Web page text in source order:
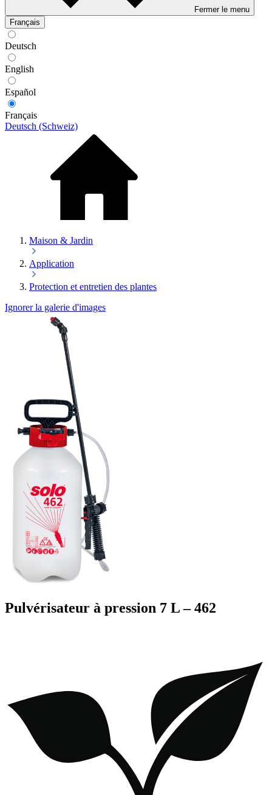
Fermer le menu
Français
Deutsch
English
Español
Français
Deutsch (Schweiz)
Maison & Jardin
Application
Protection et entretien des plantes
Ignorer la galerie d'images
Pulvérisateur à pression 7 L – 462